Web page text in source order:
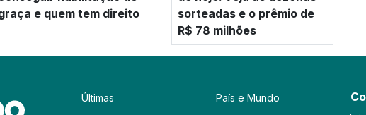
e quem tem direito
sorteadas e o prêmio de
R$ 78 milhões
Últimas País e Mundo